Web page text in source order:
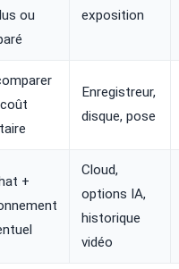
ou
exposition
Enregistreur,
disque, pose
+
Cloud,
options IA,
historique
vidéo